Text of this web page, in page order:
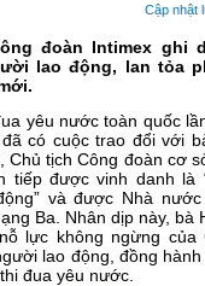
Cập nhật
đoàn Intimex ghi
lao động, lan tỏa
yêu nước toàn quốc
có cuộc trao đổi với
Chủ tịch Công đoàn cơ
tiếp được vinh danh là
và được Nhà
Ba. Nhân dịp này, bà
lực không ngừng của
lao động, đồng
đua yêu nước.